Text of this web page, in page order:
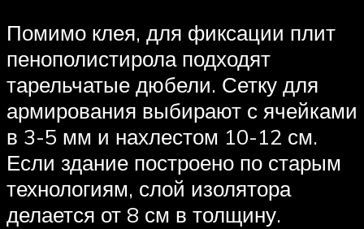
Помимо клея, для фиксации плит
пенополистирола подходят
тарельчатые дюбели. Сетку для
армирования выбирают с ячейками
в 3-5 мм и нахлестом 10-12 см.
Если здание построено по старым
технологиям, слой изолятора
делается от 8 см в толщину.